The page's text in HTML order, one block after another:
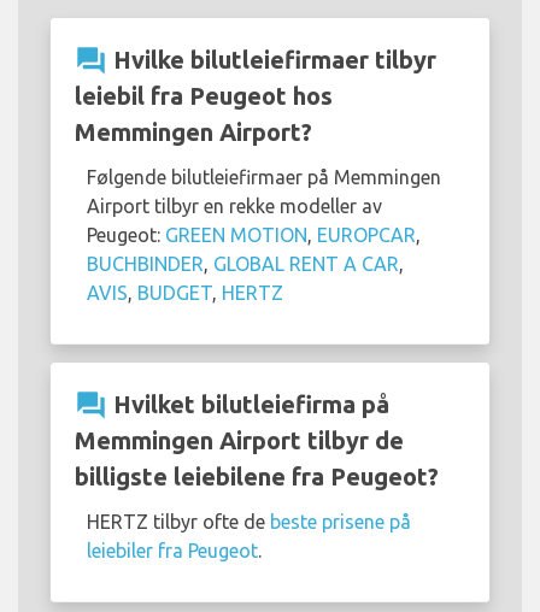
question_answer Hvilke bilutleiefirmaer tilbyr
leiebil fra Peugeot hos
Memmingen Airport?
Følgende bilutleiefirmaer på Memmingen
Airport tilbyr en rekke modeller av
Peugeot: GREEN MOTION EUROPCAR
BUCHBINDER GLOBAL RENT A CAR
AVIS BUDGET HERTZ
question_answer Hvilket bilutleiefirma på
Memmingen Airport tilbyr de
billigste leiebilene fra Peugeot?
HERTZ tilbyr ofte de beste prisene på
leiebiler fra Peugeot